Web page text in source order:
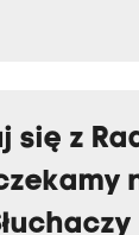
się z